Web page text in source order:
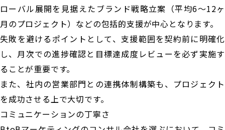
ローバル展開を見据えたブランド戦略立案（平均6〜12ヶ
月のプロジェクト）などの包括的支援が中心となります。
失敗を避けるポイントとして、支援範囲を契約前に明確化
し、月次での進捗確認と目標達成度レビューを必ず実施す
ることが重要です。
また、社内の営業部門との連携体制構築も、プロジェクト
を成功させる上で大切です。
コミュニケーションの丁寧さ